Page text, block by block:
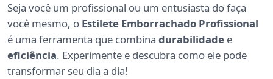
Seja você um profissional ou um entusiasta do faça
você mesmo, o Estilete Emborrachado Profissional
é uma ferramenta que combina durabilidade e
eficiência. Experimente e descubra como ele pode
transformar seu dia a dia!